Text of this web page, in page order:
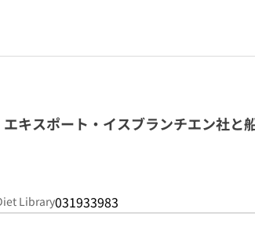
キスポート・イスブランチエン社と
Library031933983